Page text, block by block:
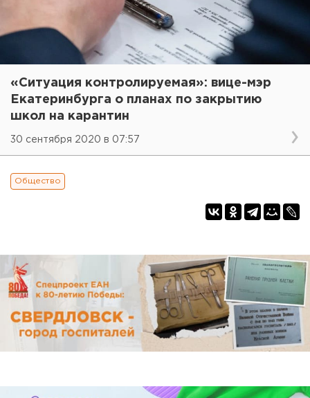
«Ситуация контролируемая»: вице-мэр
Екатеринбурга о планах по закрытию
школ на карантин
30 сентября 2020 в 07:57
Общество